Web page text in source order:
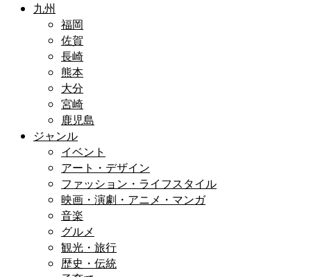
九州
福岡
佐賀
長崎
熊本
大分
宮崎
鹿児島
ジャンル
イベント
アート・デザイン
ファッション・ライフスタイル
映画・演劇・アニメ・マンガ
音楽
グルメ
観光・旅行
歴史・伝統